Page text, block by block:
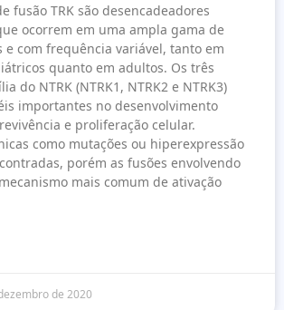
fusão TRK são desencadeadores
ocorrem em uma ampla gama de
com frequência variável, tanto em
quanto em adultos. Os três
do NTRK (NTRK1, NTRK2 e NTRK3)
importantes no desenvolvimento
e proliferação celular.
como mutações ou hiperexpressão
porém as fusões envolvendo
mais comum de ativação
de 2020